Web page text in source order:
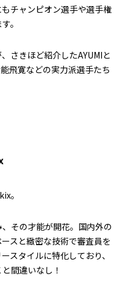
チャンピオン選手や選手権
。
さきほど紹介したAYUMIと
飛寛などの実力派選手たち
。
その才能が開花。国内外の
スと緻密な技術で審査員を
スタイルに特化しており、
間違いなし！